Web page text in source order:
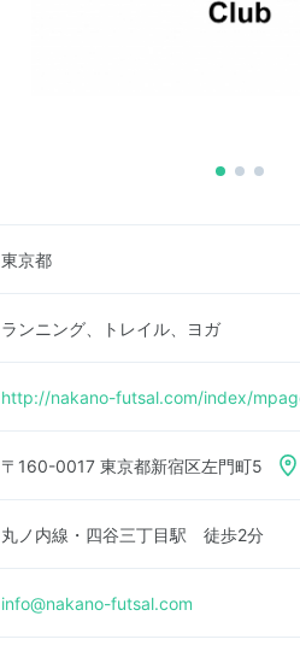
東京都
ランニング、トレイル、ヨガ
http://nakano-futsal.com/index/
〒160-0017 東京都新宿区左門町5
丸ノ内線・四谷三丁目駅 徒歩2分
info@nakano-futsal.com